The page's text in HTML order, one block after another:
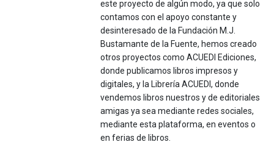
este proyecto de algún modo, ya que solo
contamos con el apoyo constante y
desinteresado de la Fundación M.J.
Bustamante de la Fuente, hemos creado
otros proyectos como ACUEDI Ediciones,
donde publicamos libros impresos y
digitales, y la Librería ACUEDI, donde
vendemos libros nuestros y de editoriales
amigas ya sea mediante redes sociales,
mediante esta plataforma, en eventos o
en ferias de libros.